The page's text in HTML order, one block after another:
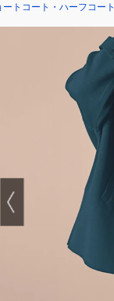
ートコート・ハーフコート